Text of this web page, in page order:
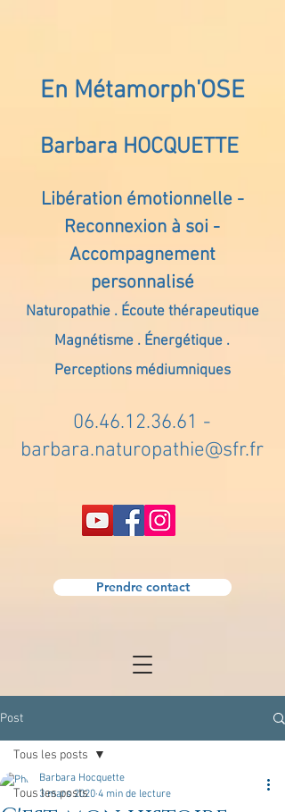
En Métamorph'OSE
Barbara HOCQUETTE
Libération émotionnelle -
Reconnexion à soi -
Accompagnement
personnalisé
Naturopathie . Écoute thérapeutique
Magnétisme . Énergétique .
Perceptions médiumniques
06.46.12.36.61 -
barbara.naturopathie@sfr.fr
Prendre contact
Post
Tous les posts
Tous les posts
Barbara Hocquette
3 mars 2020 4 min de lecture